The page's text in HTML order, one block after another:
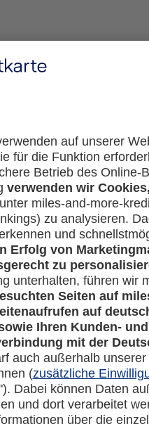
verloren habe?
Rechtliches
Impressum
Datenschutz
Cookie Einstellungen